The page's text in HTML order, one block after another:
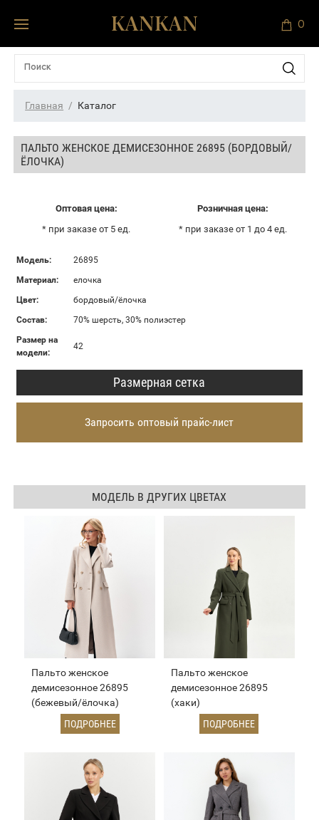
0
Главная Каталог
ПАЛЬТО ЖЕНСКОЕ ДЕМИСЕЗОННОЕ 26895 (БОРДОВЫЙ/
ЁЛОЧКА)
Оптовая цена:
* при заказе от 5 ед.
Розничная цена:
* при заказе от 1 до 4 ед.
Модель:
26895
Материал:
елочка
Цвет:
бордовый/ёлочка
Состав:
70% шерсть, 30% полиэстер
Размер на
модели:
42
Размерная сетка
Запросить оптовый прайс-лист
МОДЕЛЬ В ДРУГИХ ЦВЕТАХ
Пальто женское
демисезонное 26895
(бежевый/ёлочка)
ПОДРОБНЕЕ
Пальто женское
демисезонное 26895
(хаки)
ПОДРОБНЕЕ